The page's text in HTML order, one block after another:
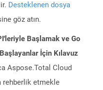
Desteklenen dosya
göz atın.
Başlamak ve Go
İçin Kılavuz
Aspose.Total Cloud
rehberlik etmekle